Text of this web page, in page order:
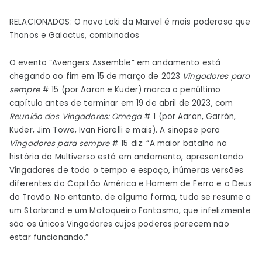
RELACIONADOS: O novo Loki da Marvel é mais poderoso que
Thanos e Galactus, combinados
O evento “Avengers Assemble” em andamento está
chegando ao fim em 15 de março de 2023 Vingadores para
sempre # 15 (por Aaron e Kuder) marca o penúltimo
capítulo antes de terminar em 19 de abril de 2023, com
Reunião dos Vingadores: Omega# 1 (por Aaron, Garrón,
Kuder, Jim Towe, Ivan Fiorelli e mais). A sinopse para
Vingadores para sempre # 15 diz: “A maior batalha na
história do Multiverso está em andamento, apresentando
Vingadores de todo o tempo e espaço, inúmeras versões
diferentes do Capitão América e Homem de Ferro e o Deus
do Trovão. No entanto, de alguma forma, tudo se resume a
um Starbrand e um Motoqueiro Fantasma, que infelizmente
são os únicos Vingadores cujos poderes parecem não
estar funcionando.”